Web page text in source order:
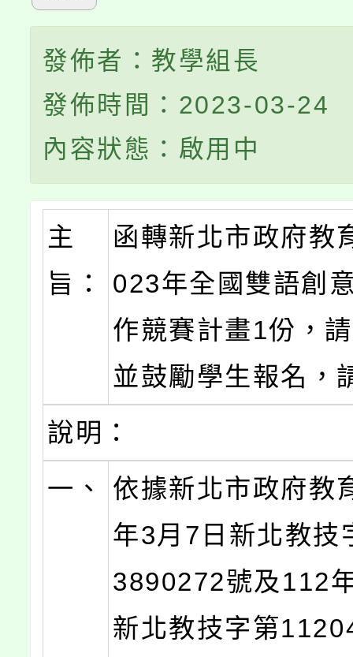
發佈者：教學組長
發佈時間：2023-03-24
內容狀態：啟用中
主
旨：
函轉新北市政府教
023年全國雙語創
作競賽計畫1份，
並鼓勵學生報名，
說明：
一、
依據新北市政府教
年3月7日新北教技
3890272號及112
新北教技字第